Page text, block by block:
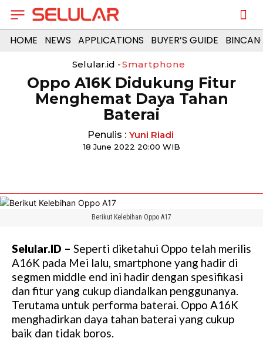
HOME NEWS APPLICATIONS BUYER’S GUIDE
Selular.id -Smartphone
Oppo A16K Didukung Fitur
Menghemat Daya Tahan
Baterai
Penulis : Yuni Riadi
18 June 2022 20:00 WIB
Berikut Kelebihan Oppo A17
Selular.ID – Seperti diketahui Oppo telah merilis
A16K pada Mei lalu, smartphone yang hadir di
segmen middle end ini hadir dengan spesifikasi
dan fitur yang cukup diandalkan penggunanya.
Terutama untuk performa baterai. Oppo A16K
menghadirkan daya tahan baterai yang cukup
baik dan tidak boros.